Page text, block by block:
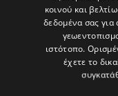
κοινού και
δεδομένα σας
ιστότοπο.
έχετε το